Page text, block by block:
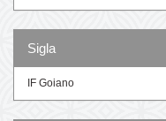
Sigla
IF Goiano